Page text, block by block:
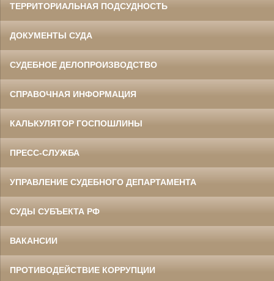
ТЕРРИТОРИАЛЬНАЯ ПОДСУДНОСТЬ
ДОКУМЕНТЫ СУДА
СУДЕБНОЕ ДЕЛОПРОИЗВОДСТВО
СПРАВОЧНАЯ ИНФОРМАЦИЯ
КАЛЬКУЛЯТОР ГОСПОШЛИНЫ
ПРЕСС-СЛУЖБА
УПРАВЛЕНИЕ СУДЕБНОГО ДЕПАРТАМЕНТА
СУДЫ СУБЪЕКТА РФ
ВАКАНСИИ
ПРОТИВОДЕЙСТВИЕ КОРРУПЦИИ